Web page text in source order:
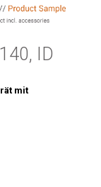
ID
mit